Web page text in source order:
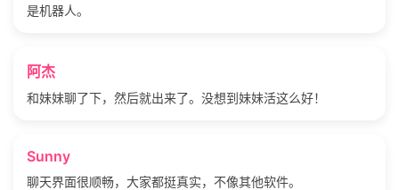
是机器人。
阿杰
和妹妹聊了下，然后就出来了。没想到妹妹活这么好！
Sunny
聊天界面很顺畅，大家都挺真实，不像其他软件。